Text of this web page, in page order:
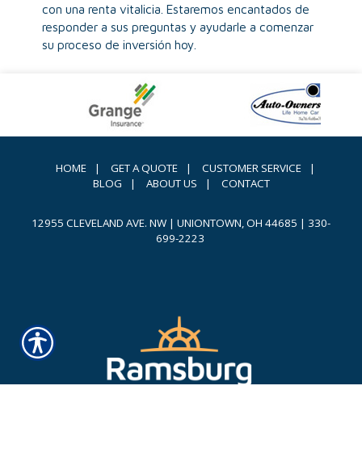
con una renta vitalicia. Estaremos encantados de
responder a sus preguntas y ayudarle a comenzar
su proceso de inversión hoy.
HOME | GET A QUOTE | CUSTOMER SERVICE
|
BLOG
| ABOUT US | CONTACT
12955 CLEVELAND AVE. NW | UNIONTOWN, OH 44685 | 330-
699-2223